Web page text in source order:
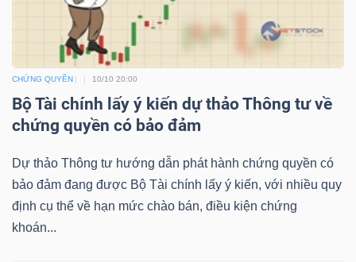
CHỨNG QUYỀN 10/10 20:00
Bộ Tài chính lấy ý kiến dự thảo Thông tư về
chứng quyền có bảo đảm
Dự thảo Thông tư hướng dẫn phát hành chứng quyền có
bảo đảm đang được Bộ Tài chính lấy ý kiến, với nhiều quy
định cụ thể về hạn mức chào bán, điều kiện chứng
khoán...
CHÍNH
CÔNG
NGHỆ
TIN